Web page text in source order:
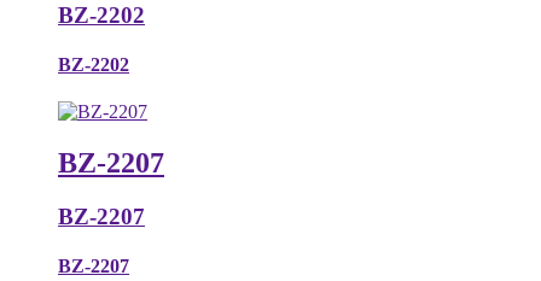
BZ-2202
BZ-2202
BZ-2207
BZ-2207
BZ-2207